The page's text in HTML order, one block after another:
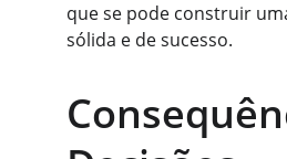
que se pode construir
sólida e de sucesso.